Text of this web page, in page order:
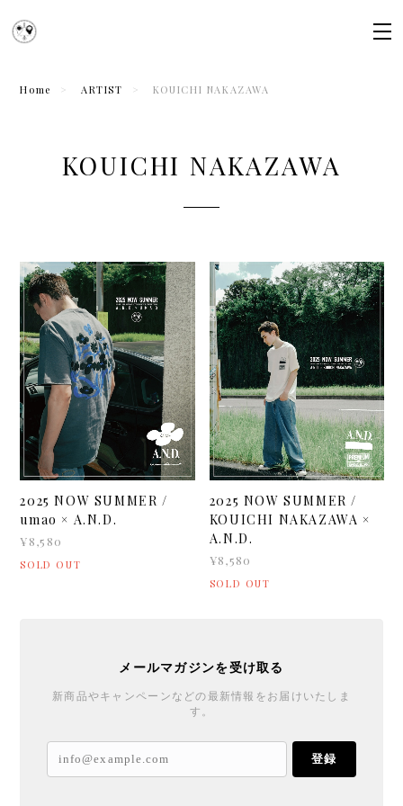
Home ARTIST KOUICHI NAKAZAWA
KOUICHI NAKAZAWA
2025 NOW SUMMER /
umao × A.N.D.
¥8,580
SOLD OUT
2025 NOW SUMMER /
KOUICHI NAKAZAWA ×
A.N.D.
¥8,580
SOLD OUT
メールマガジンを受け取る
新商品やキャンペーンなどの最新情報をお届けいたしま
す。
登録